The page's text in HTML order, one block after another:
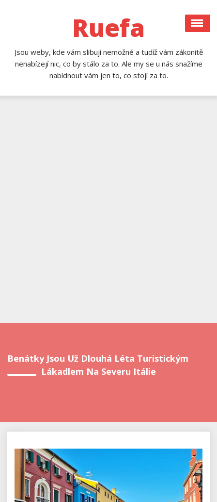
Ruefa
Jsou weby, kde vám slibují nemožné a tudíž vám zákonitě
nenabízejí nic, co by stálo za to. Ale my se u nás snažíme
nabídnout vám jen to, co stojí za to.
Benátky Jsou Už Dlouhá Léta Turistickým
Lákadlem Na Severu Itálie